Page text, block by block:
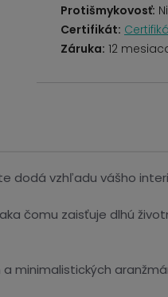
Protišmykovosť:
Certifikát:
Záruka: 12
dodá vzhľadu vášho
čomu zaisťuje dlhú
minimalistických